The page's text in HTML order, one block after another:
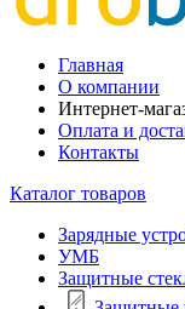
Главная
О компании
Интернет-
Оплата и
Контакты
Каталог товаров
Зарядные
УМБ
Защитные